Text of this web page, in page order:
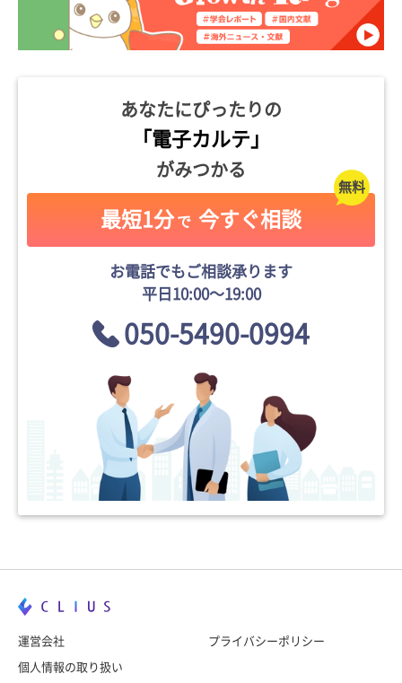
あなたにぴったりの
「電子カルテ」
がみつかる
最短1分 で 今すぐ相談
お電話でもご相談承ります
平日10:00〜19:00
050-5490-0994
運営会社 プライバシーポリシー
個人情報の取り扱い